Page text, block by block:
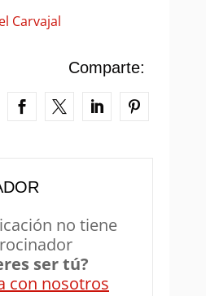
no tiene
ser tú?
con nosotros
Carvajal
Comparte: